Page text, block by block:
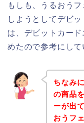
もしも、うるおう
しようとしてデビ
は、デビットカー
めたので参考にして
ちなみ
の商品
ーが出
おうフ